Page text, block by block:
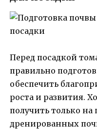
Перед посадкой
правильно
обеспечить
роста и развития.
получить только
дренированных